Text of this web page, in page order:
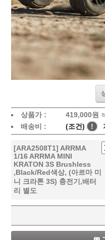
상품가 : 419,000원
배송비 : (조건) !
[ARA2508T1] ARRMA
1/16 ARRMA MINI
KRATON 3S Brushless
,Black/Red색상, (아르마 미
니 크라톤 3S) 충전기,배터
리 별도